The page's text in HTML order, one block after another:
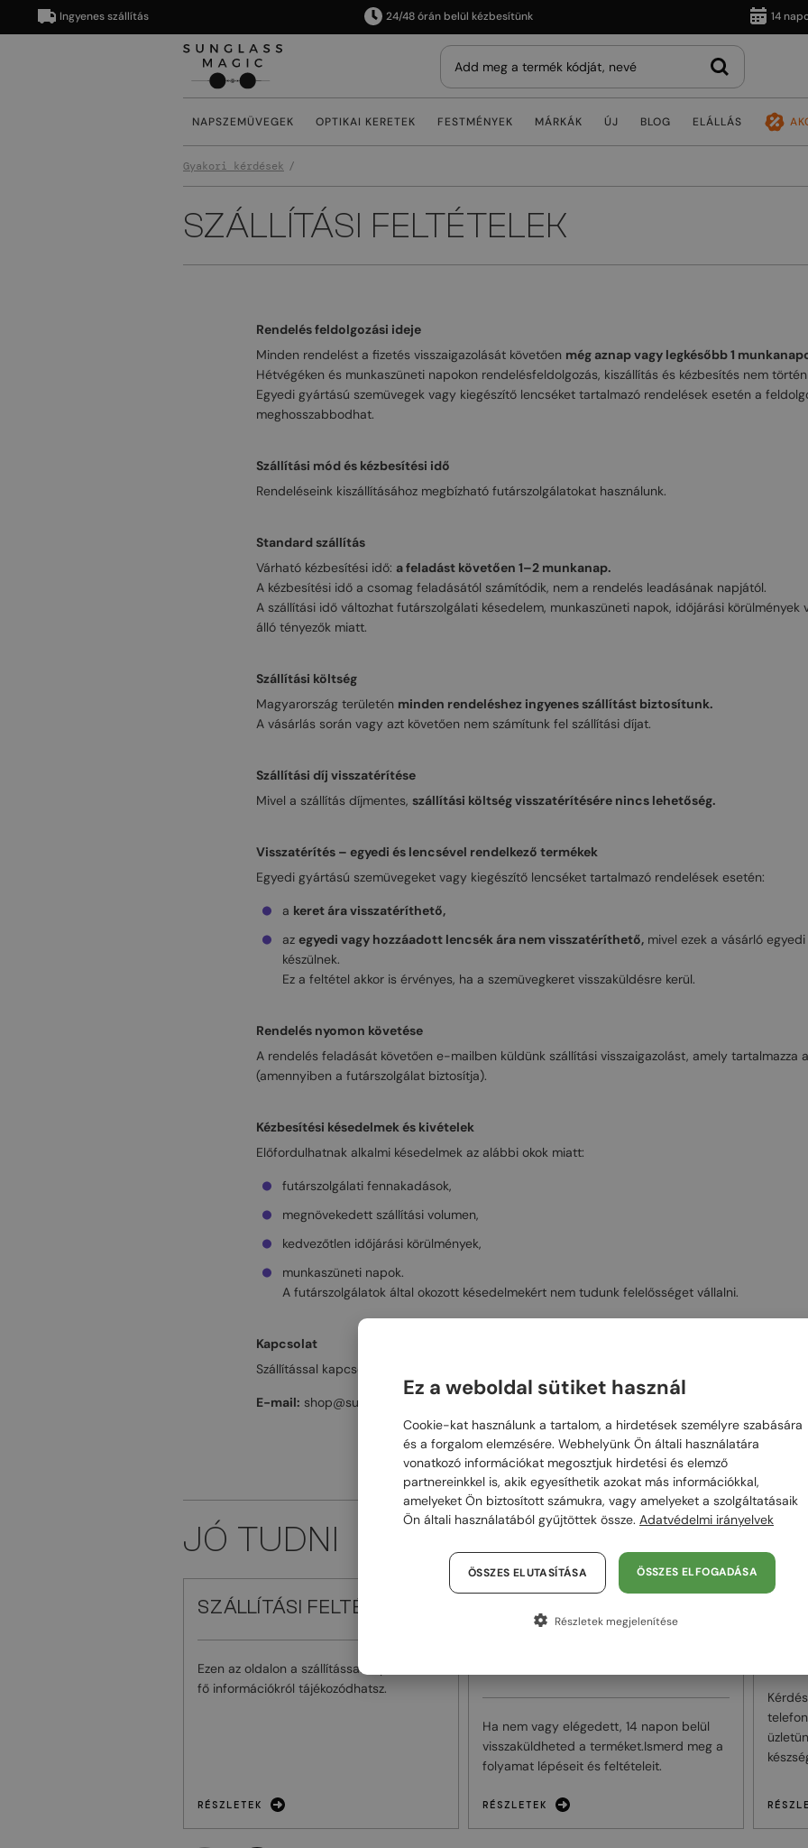
Ingyenes szállítás 24/48 órán belül kézbesítünk 14 napos
NAPSZEMÜVEGEK OPTIKAI KERETEK FESTMÉNYEK MÁRKÁK ÚJ BLOG ELÁLLÁS
Gyakori kérdések
SZÁLLÍTÁSI FELTÉTELEK
Rendelés feldolgozási ideje
Minden rendelést a fizetés visszaigazolását követően még aznap vagy legkésőbb 1
Hétvégéken és munkaszüneti napokon rendelésfeldolgozás, kiszállítás és kézbesítés nem
Egyedi gyártású szemüvegek vagy kiegészítő lencséket tartalmazó rendelések esetén a
meghosszabbodhat.
Szállítási mód és kézbesítési idő
Rendeléseink kiszállításához megbízható futárszolgálatokat használunk.
Standard szállítás
Várható kézbesítési idő: a feladást követően 1–2 munkanap.
A kézbesítési idő a csomag feladásától számítódik, nem a rendelés leadásának napjától.
A szállítási idő változhat futárszolgálati késedelem, munkaszüneti napok, időjárási körülmények
álló tényezők miatt.
Szállítási költség
Magyarország területén minden rendeléshez ingyenes szállítást biztosítunk.
A vásárlás során vagy azt követően nem számítunk fel szállítási díjat.
Szállítási díj visszatérítése
Mivel a szállítás díjmentes, szállítási költség visszatérítésére nincs lehetőség.
Visszatérítés – egyedi és lencsével rendelkező termékek
Egyedi gyártású szemüvegeket vagy kiegészítő lencséket tartalmazó rendelések esetén:
a keret ára visszatéríthető,
az egyedi vagy hozzáadott lencsék ára nem visszatéríthető,mivel ezek a vásárló
készülnek.
Ez a feltétel akkor is érvényes, ha a szemüvegkeret visszaküldésre kerül.
Rendelés nyomon követése
A rendelés feladását követően e-mailben küldünk szállítási visszaigazolást, amely tartalmazza
(amennyiben a futárszolgálat biztosítja).
Kézbesítési késedelmek és kivételek
Előfordulhatnak alkalmi késedelmek az alábbi okok miatt:
futárszolgálati fennakadások,
megnövekedett szállítási volumen,
kedvezőtlen időjárási körülmények,
munkaszüneti napok.
A futárszolgálatok által okozott késedelmekért nem tudunk felelősséget vállalni.
Kapcsolat
Szállítással kapcsolatos kérdés esetén forduljon hozzánk bizalommal:
E-mail: shop@sunglassmagic.hu
JÓ TUDNI
SZÁLLÍTÁSI FELTÉTELEK
Ezen az oldalon a szállítással kapcsolatos
fő információkról tájékozódhatsz.
RÉSZLETEK
VISSZATÉRÍTÉSI
Ha nem vagy elégedett, 14 napon belül
visszaküldheted a terméket.Ismerd meg a
folyamat lépéseit és feltételeit.
RÉSZLETEK
Ez a weboldal sütiket használ
Cookie-kat használunk a tartalom, a hirdetések személyre szabására
és a forgalom elemzésére. Webhelyünk Ön általi használatára
vonatkozó információkat megosztjuk hirdetési és elemző
partnereinkkel is, akik egyesíthetik azokat más információkkal,
amelyeket Ön biztosított számukra, vagy amelyeket a szolgáltatásaik
Ön általi használatából gyűjtöttek össze. Adatvédelmi irányelvek
ÖSSZES ELFOGADÁSA
ÖSSZES ELUTASÍTÁSA
Részletek megjelenítése